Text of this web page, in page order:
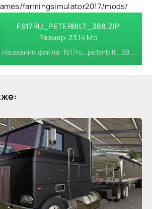
farmingsimulator2017/mods/
FS17RU_PETERBILT_388.ZIP
Размер: 23.14 Mb
Название файла: fs17ru_peterbilt_388.zip